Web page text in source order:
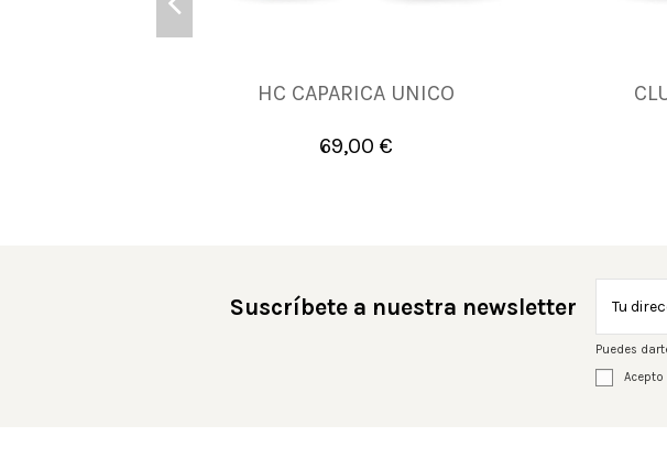
HC CAPARICA UNICO
69,00 €
UNICA
Añadir al carrito
Suscríbete a nuestra newsletter
Puedes
Acepto